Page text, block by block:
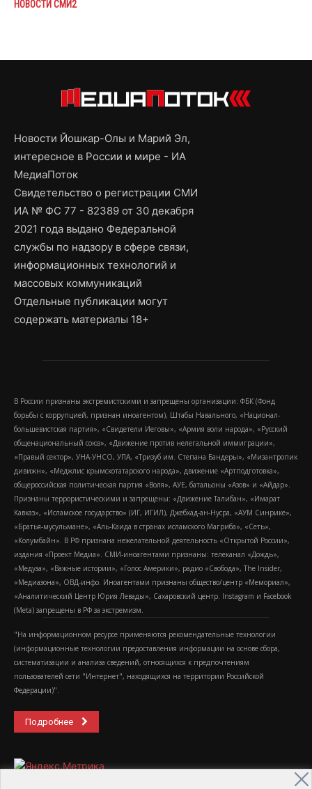
НОВОСТИ СМИ2
Новости Йошкар-Олы и Марий Эл,
интересное в России и мире - ИА
МедиаПоток
Свидетельство о регистрации СМИ
ИА № ФС 77 - 82389 от 30 декабря
2021 года выдано Федеральной
службы по надзору в сфере связи,
информационных технологий и
массовых коммуникаций
Отдельные публикации могут
содержать материалы 18+
В России признаны экстремистскими и запрещены организации: ФБК (Фонд
борьбы с коррупцией, признан иноагентом), Штабы Навального, «Национал-
большевистская партия», «Свидетели Иеговы», «Армия воли народа», «Русский
общенациональный союз», «Движение против нелегальной иммиграции»,
«Правый сектор», УНА-УНСО, УПА, «Тризуб им. Степана Бандеры», «Мизантропик
дивижн», «Меджлис крымскотатарского народа», движение «Артподготовка»,
общероссийская политическая партия «Воля», АУЕ, батальоны «Азов» и «Айдар».
Признаны террористическими и запрещены: «Движение Талибан», «Имарат
Кавказ», «Исламское государство» (ИГ, ИГИЛ), Джебхад-ан-Нусра, «АУМ Синрике»,
«Братья-мусульмане», «Аль-Каида в странах исламского Магриба», «Сеть»,
«Колумбайн». В РФ признана нежелательной деятельность «Открытой России»,
издания «Проект Медиа». СМИ-иноагентами признаны: телеканал «Дождь»,
«Медуза», «Важные истории», «Голос Америки», радио «Свобода», The Insider,
«Медиазона», ОВД-инфо. Иноагентами признаны общество/центр «Мемориал»,
«Аналитический Центр Юрия Левады», Сахаровский центр. Instagram и Facebook
(Metа) запрещены в РФ за экстремизм.
"На информационном ресурсе применяются рекомендательные технологии
(информационные технологии предоставления информации на основе сбора,
систематизации и анализа сведений, относящихся к предпочтениям
пользователей сети "Интернет", находящихся на территории Российской
Федерации)".
Подробнее